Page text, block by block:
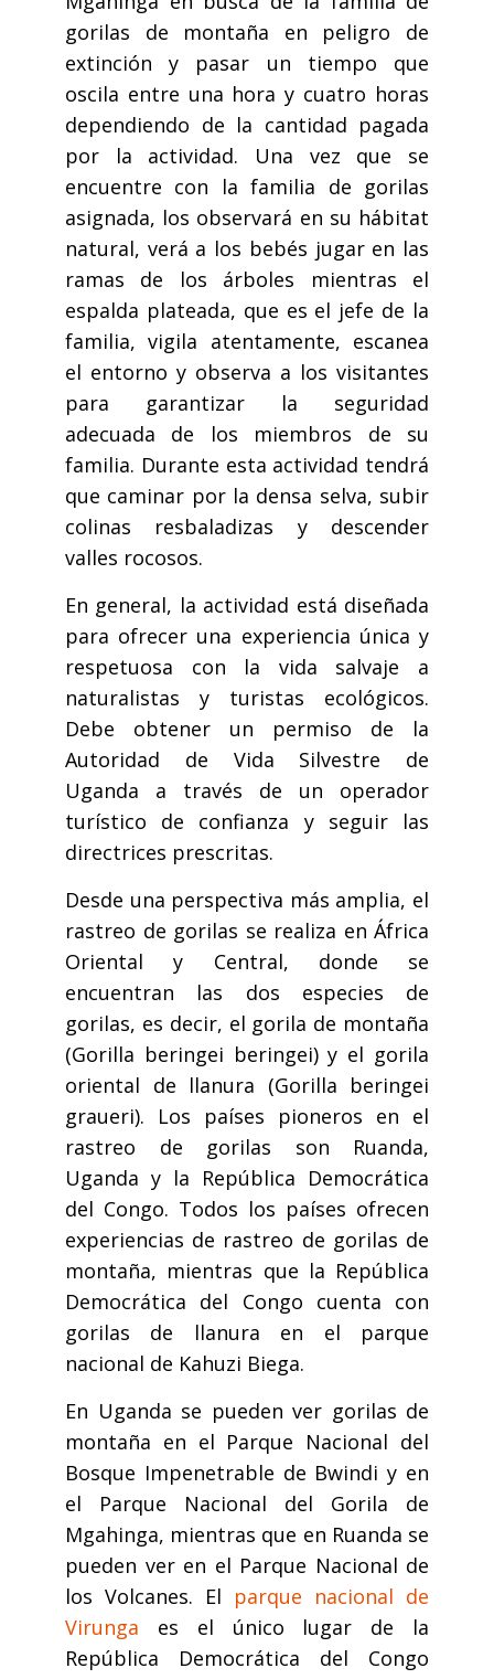
gorilas de montaña en peligro de
extinción y pasar un tiempo que
oscila entre una hora y cuatro horas
dependiendo de la cantidad pagada
por la actividad. Una vez que se
encuentre con la familia de gorilas
asignada, los observará en su hábitat
natural, verá a los bebés jugar en las
ramas de los árboles mientras el
espalda plateada, que es el jefe de la
familia, vigila atentamente, escanea
el entorno y observa a los visitantes
para garantizar la seguridad
adecuada de los miembros de su
familia. Durante esta actividad tendrá
que caminar por la densa selva, subir
colinas resbaladizas y descender
valles rocosos.
En general, la actividad está diseñada
para ofrecer una experiencia única y
respetuosa con la vida salvaje a
naturalistas y turistas ecológicos.
Debe obtener un permiso de la
Autoridad de Vida Silvestre de
Uganda a través de un operador
turístico de confianza y seguir las
directrices prescritas.
Desde una perspectiva más amplia, el
rastreo de gorilas se realiza en África
Oriental y Central, donde se
encuentran las dos especies de
gorilas, es decir, el gorila de montaña
(Gorilla beringei beringei) y el gorila
oriental de llanura (Gorilla beringei
graueri). Los países pioneros en el
rastreo de gorilas son Ruanda,
Uganda y la República Democrática
del Congo. Todos los países ofrecen
experiencias de rastreo de gorilas de
montaña, mientras que la República
Democrática del Congo cuenta con
gorilas de llanura en el parque
nacional de Kahuzi Biega.
En Uganda se pueden ver gorilas de
montaña en el Parque Nacional del
Bosque Impenetrable de Bwindi y en
el Parque Nacional del Gorila de
Mgahinga, mientras que en Ruanda se
pueden ver en el Parque Nacional de
los Volcanes. El parque nacional de
Virunga es el único lugar de la
República Democrática del Congo